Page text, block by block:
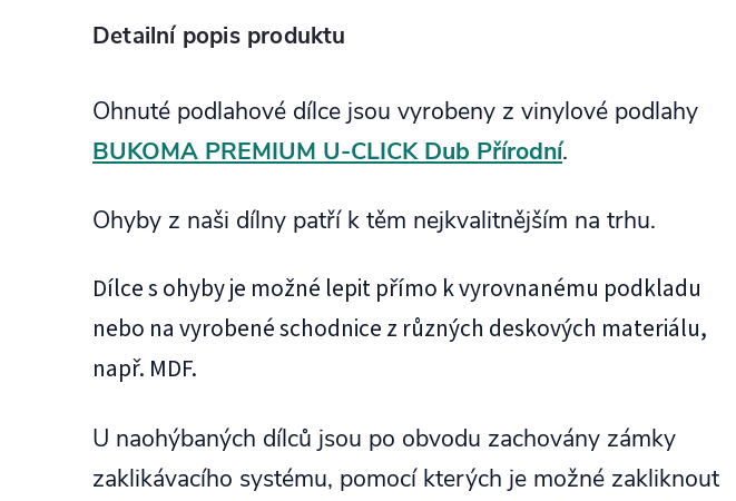
Detailní popis produktu
Ohnuté podlahové dílce jsou vyrobeny z vinylové podlahy
BUKOMA PREMIUM U-CLICK Dub Přírodní.
Ohyby z naši dílny patří k těm nejkvalitnějším na trhu.
Dílce s ohyby je možné lepit přímo k vyrovnanému podkladu
nebo na vyrobené schodnice z různých deskových materiálu,
např. MDF.
U naohýbaných dílců jsou po obvodu zachovány zámky
zaklikávacího systému, pomocí kterých je možné zakliknout